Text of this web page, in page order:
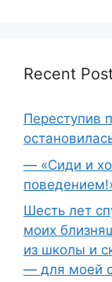
Recent
Переступив
— «Сиди и
Шесть лет
моих
из школы и
— для моей